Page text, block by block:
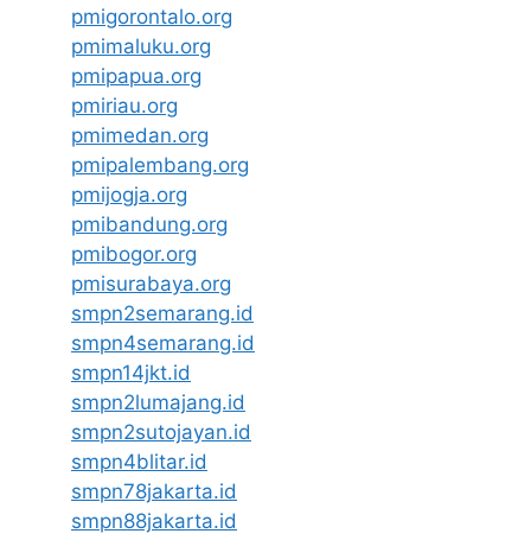
pmigorontalo.org
pmimaluku.org
pmipapua.org
pmiriau.org
pmimedan.org
pmipalembang.org
pmijogja.org
pmibandung.org
pmibogor.org
pmisurabaya.org
smpn2semarang.id
smpn4semarang.id
smpn14jkt.id
smpn2lumajang.id
smpn2sutojayan.id
smpn4blitar.id
smpn78jakarta.id
smpn88jakarta.id